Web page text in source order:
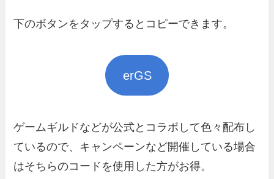
下のボタンをタップするとコピーできます。
erGS
ゲームギルドなどが公式とコラボして色々配布し
ているので、キャンペーンなど開催している場合
はそちらのコードを使用した方がお得。